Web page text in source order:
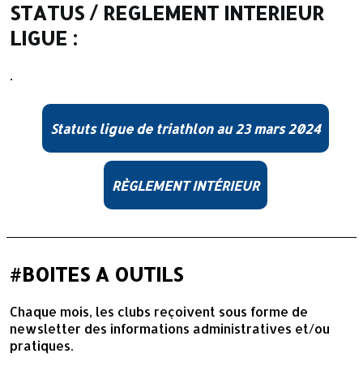
STATUS / REGLEMENT INTERIEUR
LIGUE :
.
Statuts ligue de triathlon au 23 mars 2024
RÈGLEMENT INTÉRIEUR
#BOITES A OUTILS
Chaque mois, les clubs reçoivent sous forme de
newsletter des informations administratives et/ou
pratiques.